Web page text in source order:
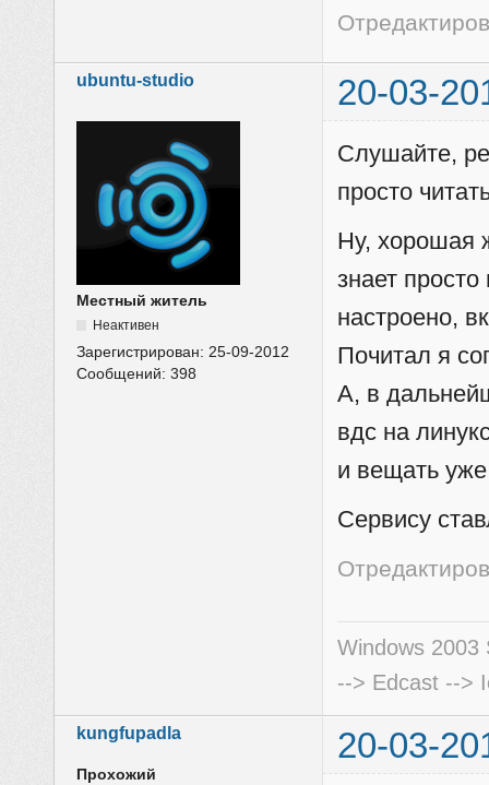
ubuntu-studio 20-03-
Местный житель
Неактивен
Зарегистрирован:25-09-2012
Сообщений:398
Слушайте,
просто
Ну, хорошая
знает
настроено,
Почитал я
А, в
вдс на
и вещать
Сервису
Windows 2003
--> Edcast -->
kungfupadla 20-03-
Прохожий